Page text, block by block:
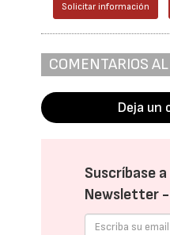
Solicitar información
COMENTARIOS
Deja un
Suscríbase
Newsletter -